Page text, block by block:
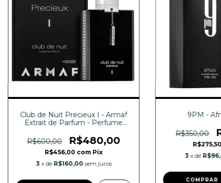
Club de Nuit Precieux I - Armaf
Extrait de Parfum - Perfume
R$600,00
R$480,00
R$456,00 com Pix
3 x de R$160,00 sem juros
9PM -
R$350,00
3 x de